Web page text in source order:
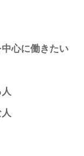
心に働きたい